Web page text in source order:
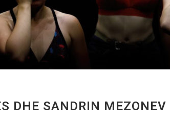
DHE SANDRIN